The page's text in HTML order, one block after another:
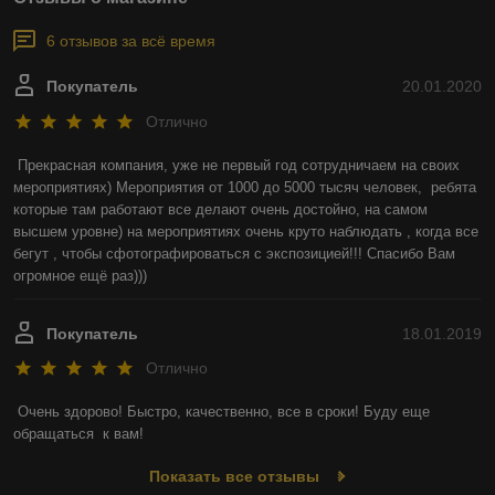
6 отзывов за всё время
20.01.2020
Покупатель
Отлично
Прекрасная компания, уже не первый год сотрудничаем на своих
мероприятиях) Мероприятия от 1000 до 5000 тысяч человек,  ребята
которые там работают все делают очень достойно, на самом
высшем уровне) на мероприятиях очень круто наблюдать , когда все
бегут , чтобы сфотографироваться с экспозицией!!! Спасибо Вам
огромное ещё раз)))
18.01.2019
Покупатель
Отлично
Очень здорово! Быстро, качественно, все в сроки! Буду еще
обращаться  к вам!
Показать все отзывы